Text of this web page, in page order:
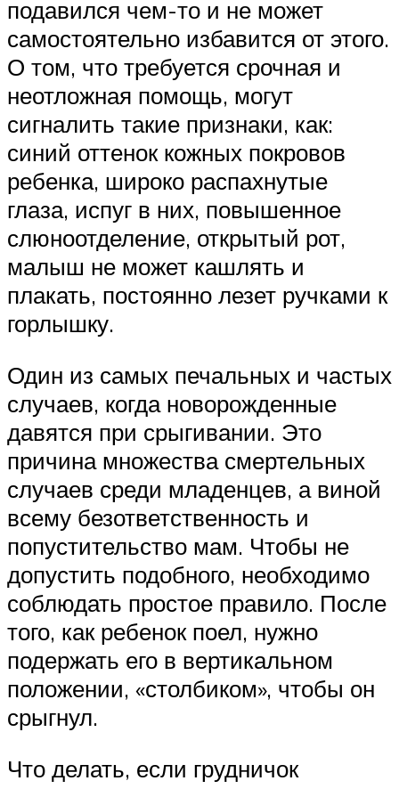
подавился чем-то и не может
самостоятельно избавится от этого.
О том, что требуется срочная и
неотложная помощь, могут
сигналить такие признаки, как:
синий оттенок кожных покровов
ребенка, широко распахнутые
глаза, испуг в них, повышенное
слюноотделение, открытый рот,
малыш не может кашлять и
плакать, постоянно лезет ручками к
горлышку.
Один из самых печальных и частых
случаев, когда новорожденные
давятся при срыгивании. Это
причина множества смертельных
случаев среди младенцев, а виной
всему безответственность и
попустительство мам. Чтобы не
допустить подобного, необходимо
соблюдать простое правило. После
того, как ребенок поел, нужно
подержать его в вертикальном
положении, «столбиком», чтобы он
срыгнул.
Что делать, если грудничок